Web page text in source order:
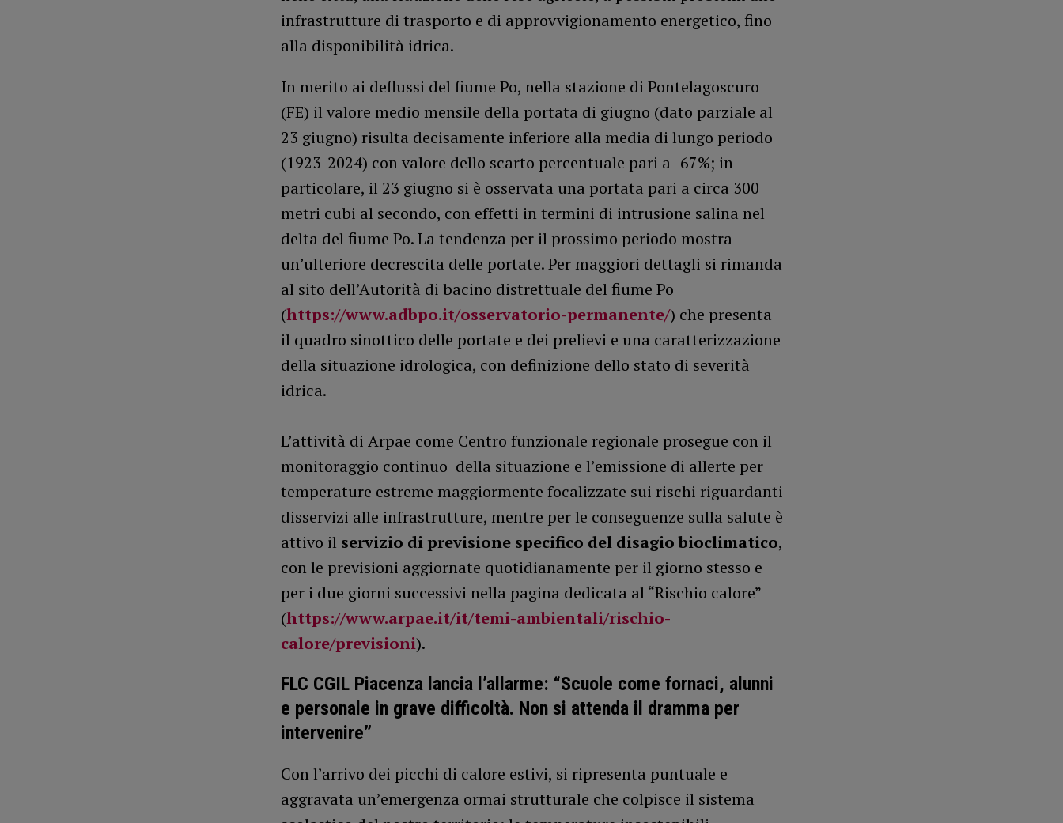
infrastrutture di trasporto e di approvvigionamento energetico, fino
alla disponibilità idrica.
In merito ai deflussi del fiume Po, nella stazione di Pontelagoscuro
(FE) il valore medio mensile della portata di giugno (dato parziale al
23 giugno) risulta decisamente inferiore alla media di lungo periodo
(1923-2024) con valore dello scarto percentuale pari a -67%; in
particolare, il 23 giugno si è osservata una portata pari a circa 300
metri cubi al secondo, con effetti in termini di intrusione salina nel
delta del fiume Po. La tendenza per il prossimo periodo mostra
un’ulteriore decrescita delle portate. Per maggiori dettagli si rimanda
al sito dell’Autorità di bacino distrettuale del fiume Po
(https://www.adbpo.it/osservatorio-permanente/) che presenta
il quadro sinottico delle portate e dei prelievi e una caratterizzazione
della situazione idrologica, con definizione dello stato di severità
idrica.
L’attività di Arpae come Centro funzionale regionale prosegue con il
monitoraggio continuo della situazione e l’emissione di allerte per
temperature estreme maggiormente focalizzate sui rischi riguardanti
disservizi alle infrastrutture, mentre per le conseguenze sulla salute è
attivo il servizio di previsione specifico del disagio bioclimatico,
con le previsioni aggiornate quotidianamente per il giorno stesso e
per i due giorni successivi nella pagina dedicata al “Rischio calore”
(https://www.arpae.it/it/temi-ambientali/rischio-
calore/previsioni).
FLC CGIL Piacenza lancia l’allarme: “Scuole come fornaci, alunni
e personale in grave difficoltà. Non si attenda il dramma per
intervenire”
Con l’arrivo dei picchi di calore estivi, si ripresenta puntuale e
aggravata un’emergenza ormai strutturale che colpisce il sistema